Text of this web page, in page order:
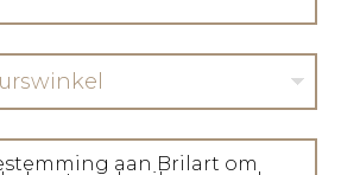
aan Brilart om